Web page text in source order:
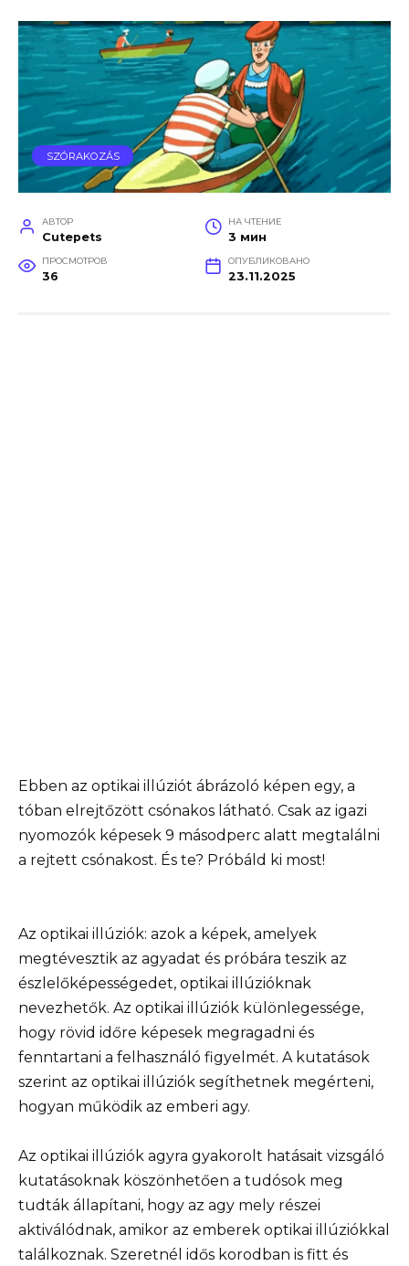
SZÓRAKOZÁS
АВТОР
Cutepets
НА ЧТЕНИЕ
3 мин
ПРОСМОТРОВ
36
ОПУБЛИКОВАНО
23.11.2025
Ebben az optikai illúziót ábrázoló képen egy, a
tóban elrejtőzött csónakos látható. Csak az igazi
nyomozók képesek 9 másodperc alatt megtalálni
a rejtett csónakost. És te? Próbáld ki most!
Az optikai illúziók: azok a képek, amelyek
megtévesztik az agyadat és próbára teszik az
észlelőképességedet, optikai illúzióknak
nevezhetők. Az optikai illúziók különlegessége,
hogy rövid időre képesek megragadni és
fenntartani a felhasználó figyelmét. A kutatások
szerint az optikai illúziók segíthetnek megérteni,
hogyan működik az emberi agy.
Az optikai illúziók agyra gyakorolt hatásait vizsgáló
kutatásoknak köszönhetően a tudósok meg
tudták állapítani, hogy az agy mely részei
aktiválódnak, amikor az emberek optikai illúziókkal
találkoznak. Szeretnél idős korodban is fitt és